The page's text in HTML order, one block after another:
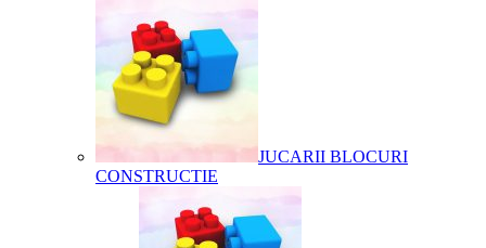
JUCARII BLOCURI
CONSTRUCTIE